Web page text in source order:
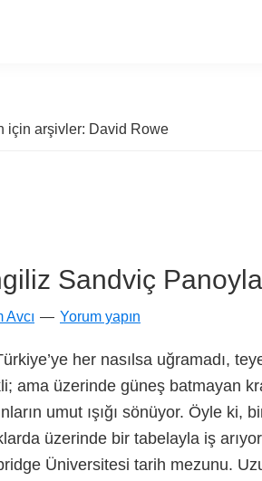
için arşivler: David Rowe
Sandviç
Avcı Yorum yapın
her nasılsa uğramadı,
ama üzerinde güneş batmayan
umut ışığı sönüyor. Öyle ki,
üzerinde bir tabelayla iş
Üniversitesi tarih mezunu.